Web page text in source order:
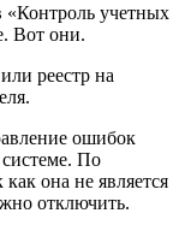
«Контроль учетных
Вот они.
реестр на
ошибок
По
она не является
отключить.